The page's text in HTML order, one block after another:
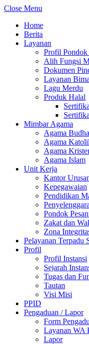
Close Menu
Home
Berita
Layanan
Profil Pondok
Alih Fungsi
Dokumen
Layanan
Lagu Merdu
Produk Halal
Mimbar Agama
Agama Budha
Agama
Agama
Agama Islam
Unit Kerja
Kantor
Kepegawaian
Pendidikan
Pondok
Zakat dan
Zona
Pelayanan Terpadu
Profil
Profil Instansi
Sejarah
Tugas dan
Tautan
Visi Misi
PPID
Pengaduan / Lapor
Form
Layanan WA
Lapor